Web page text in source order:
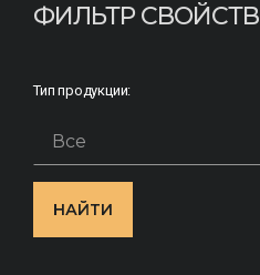
ФИЛЬТР СВОЙСТВ
Тип продукции:
НАЙТИ